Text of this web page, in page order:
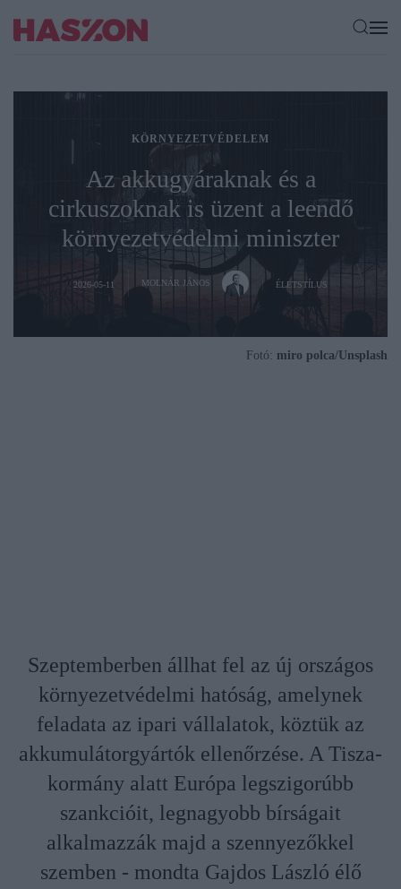
KÖRNYEZETVÉDELEM
Az akkugyáraknak és a
cirkuszoknak is üzent a leendő
környezetvédelmi miniszter
2026-05-11 MOLNÁR JÁNOS ÉLETSTÍLUS
Fotó: miro polca/Unsplash
Szeptemberben állhat fel az új országos
környezetvédelmi hatóság, amelynek
feladata az ipari vállalatok, köztük az
akkumulátorgyártók ellenőrzése. A Tisza-
kormány alatt Európa legszigorúbb
szankcióit, legnagyobb bírságait
alkalmazzák majd a szennyezőkkel
szemben - mondta Gajdos László élő